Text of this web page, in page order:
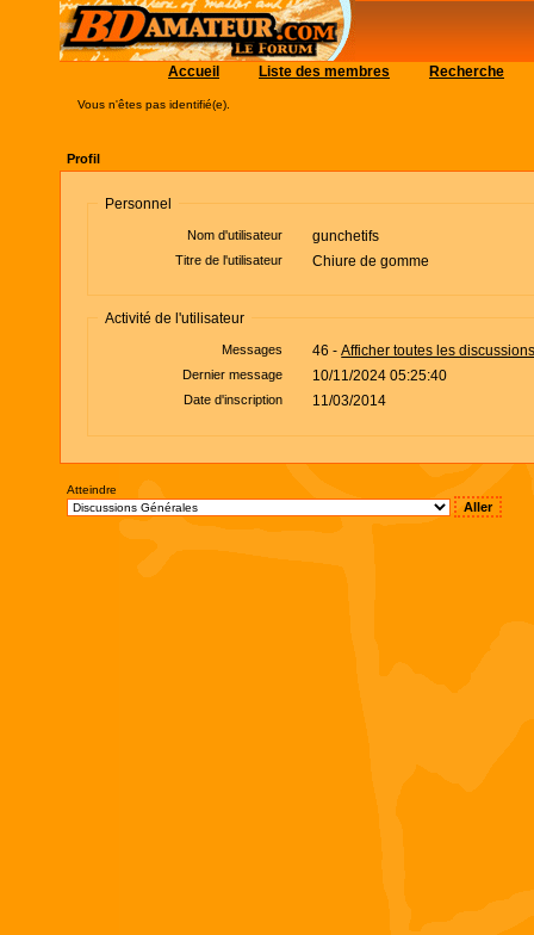
Accueil Liste des membres Recherche
Vous n'êtes pas identifié(e).
Profil
Personnel
Nom d'utilisateur gunchetifs
Titre de l'utilisateur Chiure de gomme
Activité de l'utilisateur
Messages 46 -Afficher toutes les
Dernier message 10/11/2024 05:25:40
Date d'inscription 11/03/2014
Atteindre